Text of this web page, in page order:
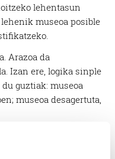
lehentasun
museoa posible
Arazoa da
Izan ere, logika sinple
guztiak: museoa
museoa desagertuta,